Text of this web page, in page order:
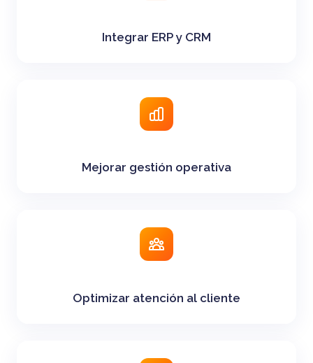
Integrar ERP y CRM
Mejorar gestión operativa
Optimizar atención al cliente